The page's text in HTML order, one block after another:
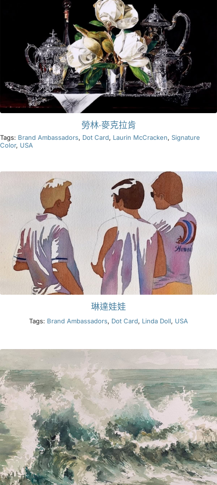
勞林·麥克拉肯
Tags: Brand Ambassadors, Dot Card, Laurin McCracken, Signature
Color, USA
琳達娃娃
Tags: Brand Ambassadors, Dot Card, Linda Doll, USA